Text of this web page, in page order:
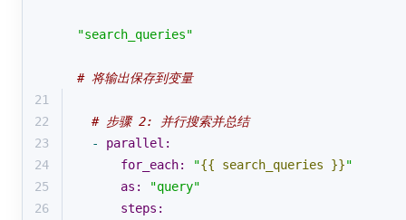
"search_queries"
# 将输出保存到变量
21
22
# 步骤 2: 并行搜索并总结
23
-
parallel:
24
for_each: "{{ search_queries }}"
25
as:
"query"
26
steps: